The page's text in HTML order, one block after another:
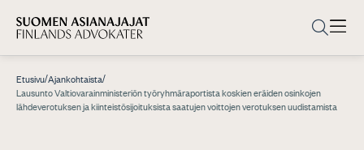
Etusivu/Ajankohtaista/
Lausunto Valtiovarainministeriön työryhmäraportista koskien eräiden osinkojen
lähdeverotuksen ja kiinteistösijoituksista saatujen voittojen verotuksen uudistamista